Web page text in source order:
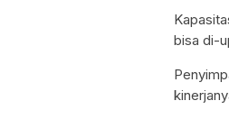
bisa di-